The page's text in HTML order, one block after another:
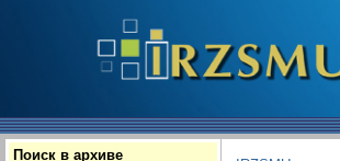
Поиск в архиве